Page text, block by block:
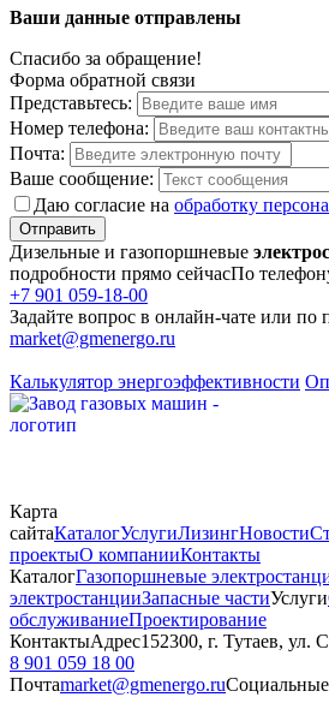
Ваши данные отправлены
Спасибо за обращение!
Форма обратной связи
Представьтесь:
Номер телефона:
Почта:
Ваше сообщение:
Даю согласие на обработку
Отправить
Дизельные и газопоршневые
подробности прямо сейчасПо
+7 901 059-18-00
Задайте вопрос в онлайн-чате или по
market@gmenergo.ru
Калькулятор энергоэффективности
Карта
сайтаКаталогУслугиЛизингНовости
проектыО компанииКонтакты
КаталогГазопоршневые
электростанцииЗапасные частиУслуги
обслуживаниеПроектирование
КонтактыАдрес152300, г. Тутаев, ул.
8 901 059 18 00
Почтаmarket@gmenergo.ruСоциальные